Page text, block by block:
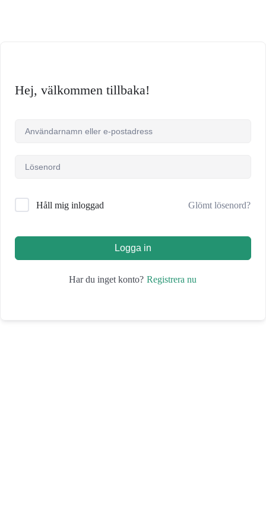
Hej, välkommen tillbaka!
Håll mig inloggad Glömt lösenord?
Logga in
Har du inget konto? Registrera nu